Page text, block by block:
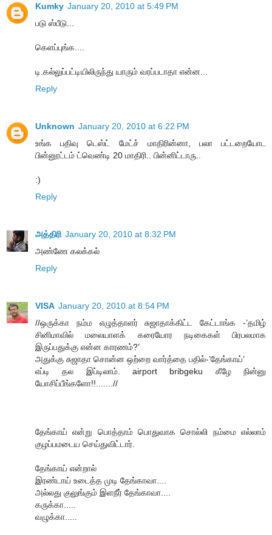
Kumky January 20, 2010 at 5:49 PM
படு ஸ்பீடு...
கெளப்புங்க....
டி.கல்லுப்பட்டியிலிருந்து யாரும் வரப்படாதா என்ன...
Reply
Unknown January 20, 2010 at 6:22 PM
உங்க பதிவு டெஸ்ட் மேட்ச் மாதிரின்னா, பலா பட்டறையோட
பின்னூட்டம் ட்வெண்டி 20 மாதிரி.. பின்னிட்டாரு..
:)
Reply
அத்திரி January 20, 2010 at 8:32 PM
அண்ணே கலக்கல்
Reply
VISA January 20, 2010 at 8:54 PM
//ஒருக்கா நம்ம எழுத்தாளர் சுஜாதாக்கிட்ட கேட்டாங்க -’தமிழ்
சினிமாவில் மலையாளக் கரையோர நடிகைகள் பிரபலமாக
இருப்பதுக்கு என்ன காரணம்?’
அதுக்கு சுஜாதா சொன்ன ஒற்றை வார்த்தை பதில்-’தேங்காய்’
எப்டி தல இப்டிலாம். airport bribgeku கீழே நின்னு
யோசிப்பீங்களோ!!.......//
தேங்காய் என்று பொத்தாம் பொதுவாக சொல்லி நம்மை எல்லாம்
குழப்பமடைய செய்துவிட்டார்.
தேங்காய் என்றால்
இரண்டாய் உடைத்த முடி தேங்காவா....
அல்லது குலுங்கும் இளநீர் தேங்காவா....
கருக்கா.....
வழுக்கா.....